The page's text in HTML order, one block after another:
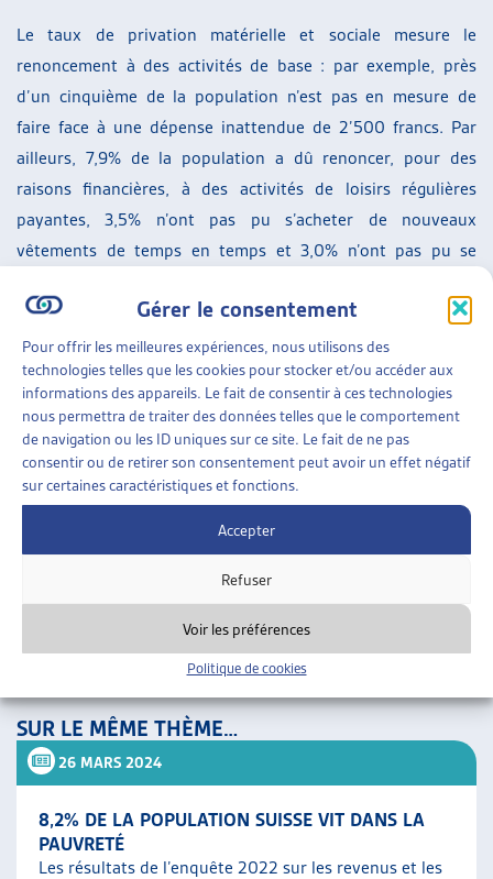
Gérer le consentement
Pour offrir les meilleures expériences, nous utilisons des
technologies telles que les cookies pour stocker et/ou accéder aux
informations des appareils. Le fait de consentir à ces technologies
nous permettra de traiter des données telles que le comportement
de navigation ou les ID uniques sur ce site. Le fait de ne pas
consentir ou de retirer son consentement peut avoir un effet négatif
sur certaines caractéristiques et fonctions.
Accepter
Refuser
Voir les préférences
Politique de cookies
Le taux de privation matérielle et sociale mesure le
renoncement à des activités de base : par exemple, près
d’un cinquième de la population n’est pas en mesure de
faire face à une dépense inattendue de 2’500 francs. Par
ailleurs, 7,9% de la population a dû renoncer, pour des
raisons financières, à des activités de loisirs régulières
payantes, 3,5% n’ont pas pu s’acheter de nouveaux
vêtements de temps en temps et 3,0% n’ont pas pu se
une fois par mois pour manger ou boire un verre.
Rappelons que le seuil de pauvreté est basé sur les normes
d’aide sociale de la Conférence suisse des institutions
d’action sociale (CSIAS) et se situait, en valeur moyenne pour
l’année 2021, à 2’289 francs pour une personne seule et à
3’989 francs pour une famille de deux adultes. Soulignons
que parmi la population active occupée, donc les personnes
qui travaillent, 4,2%, soit 157’000 d’entre-elles, ne
disposaient pas d’un revenu supérieur au seuil de pauvreté.
[1]
https://artias.ch/2022/02/quelques-chiffres-sur-la-
SUR LE MÊME THÈME…
26 MARS 2024
8,2% DE LA POPULATION SUISSE VIT DANS LA
PAUVRETÉ
Les résultats de l’enquête 2022 sur les revenus et les